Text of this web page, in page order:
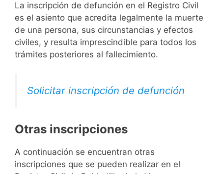
La inscripción de defunción en el Registro Civil
es el asiento que acredita legalmente la muerte
de una persona, sus circunstancias y efectos
civiles, y resulta imprescindible para todos los
trámites posteriores al fallecimiento.
Solicitar inscripción de defunción
Otras inscripciones
A continuación se encuentran otras
inscripciones que se pueden realizar en el